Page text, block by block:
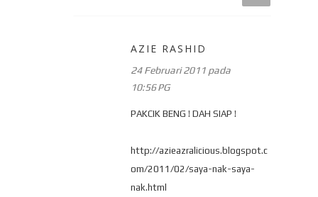
AZIE RASHID
24 Februari 2011 pada
10:56 PG
PAKCIK BENG ! DAH SIAP !
http://azieazralicious.blogspot.c
om/2011/02/saya-nak-saya-
nak.html